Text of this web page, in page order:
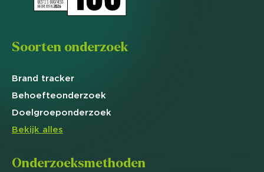
Soorten onderzoek
Brand tracker
Behoefteonderzoek
Doelgroeponderzoek
Bekijk alles
Onderzoeksmethoden